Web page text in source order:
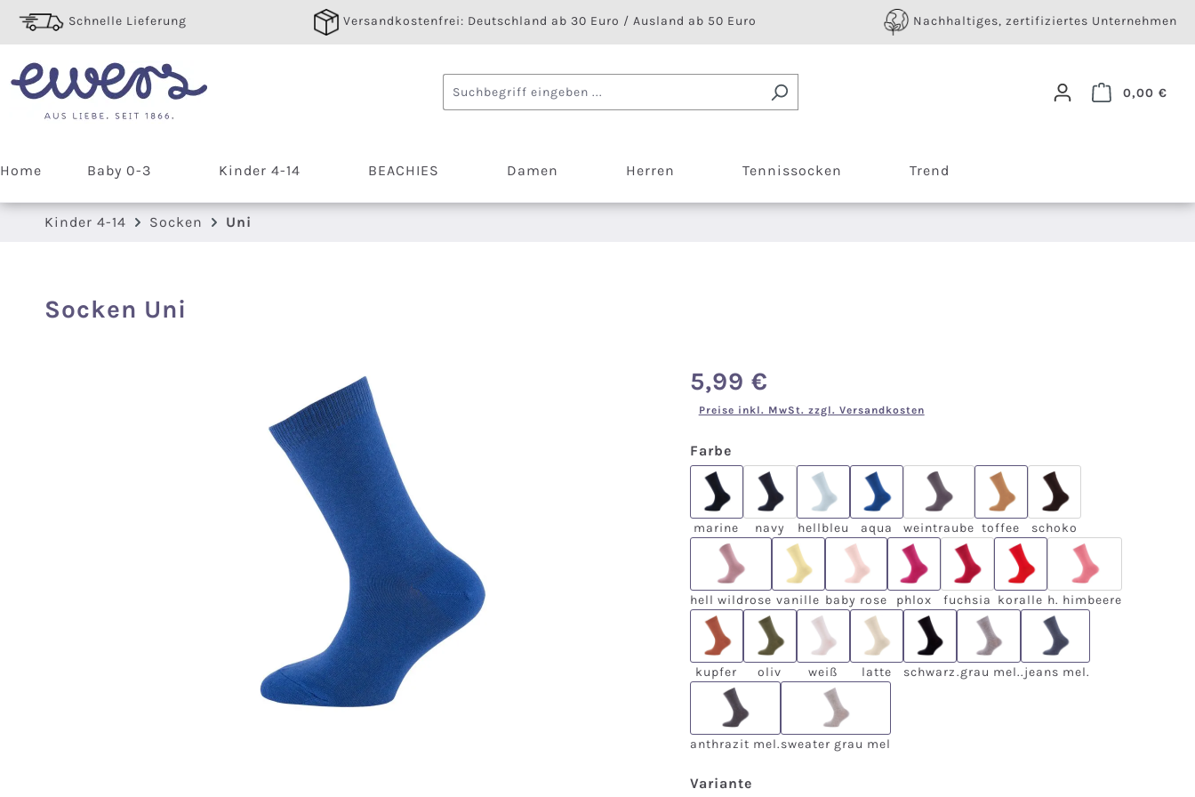
Hauptinhalt springen
Zur Suche springen
Zur Hauptnavigation springen
Schnelle Lieferung Versandkostenfrei: Deutschland ab 30 Euro / Ausland ab 50 Euro Nachhaltiges, zertifiziertes Unternehmen
0,00 €
Home Baby 0-3 Kinder 4-14 BEACHIES Damen Herren Tennissocken Trend
Kinder 4-14 Socken Uni
Socken Uni
Regulärer Preis:
5,99 €
Preise inkl. MwSt. zzgl. Versandkosten
Farbeauswählen
marine
marine
navy
(Diese Option ist zurzeit nicht verfügbar.)
navy
hellbleu
hellbleu
aqua
aqua
weintraube
(Diese Option ist zurzeit nicht verfügbar.)
weintraube
toffee
toffee
schoko
(Diese Option ist
schoko
hell wildrose
hell wildrose
vanille
vanille
baby rose
baby rose
phlox
phlox
fuchsia
(Diese Option ist zurzeit nicht
fuchsia
koralle
koralle
h. himbeere
(Diese Option ist
h. himbeere
kupfer
kupfer
oliv
oliv
weiß
weiß
latte
latte
schwarz
schwarz
.grau mel.
.grau mel.
.jeans mel.
.jeans mel.
anthrazit mel.
anthrazit mel.
sweater grau mel
sweater grau mel
Varianteauswählen